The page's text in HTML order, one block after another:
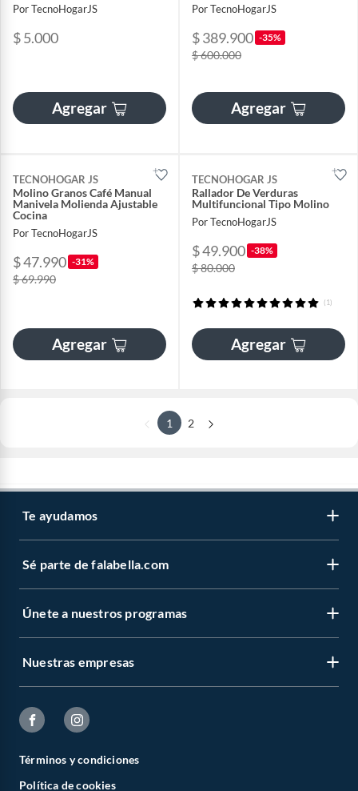
Por TecnoHogarJS
$ 5.000
Agregar
Por TecnoHogarJS
$ 389.900 -35%
$ 600.000
Agregar
TECNOHOGAR JS
Molino Granos Café Manual
Manivela Molienda Ajustable
Cocina
Por TecnoHogarJS
$ 47.990 -31%
$ 69.990
Agregar
TECNOHOGAR JS
Rallador De Verduras
Multifuncional Tipo Molino
Por TecnoHogarJS
$ 49.900 -38%
$ 80.000
(1)
Agregar
1 2
Te ayudamos
Sé parte de falabella.com
Únete a nuestros programas
Nuestras empresas
Términos y condiciones
Política de cookies